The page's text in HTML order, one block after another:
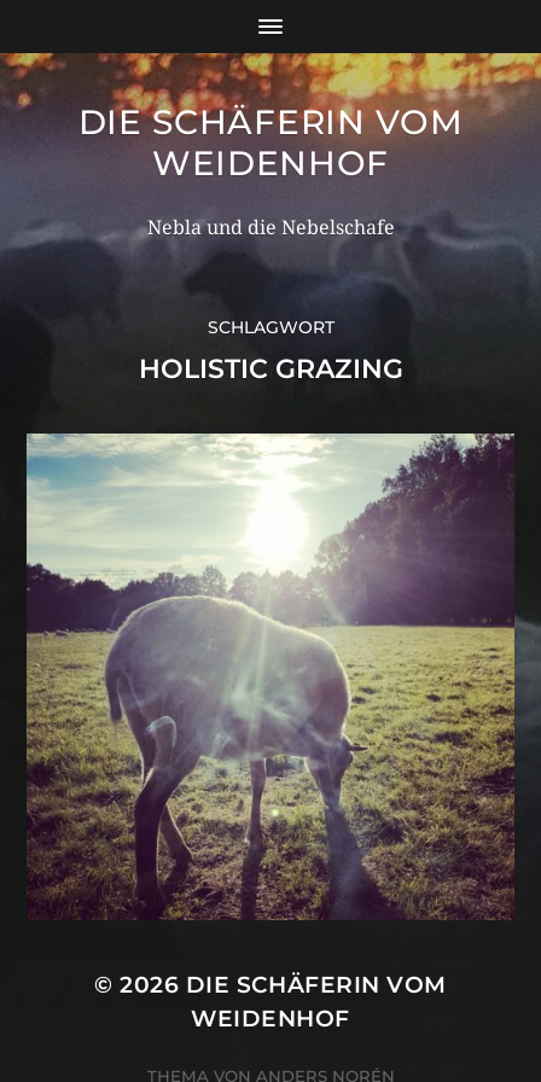
DIE SCHÄFERIN VOM
WEIDENHOF
Nebla und die Nebelschafe
SCHLAGWORT
HOLISTIC GRAZING
© 2026 DIE SCHÄFERIN VOM
WEIDENHOF
THEMA VON ANDERS NORÉN